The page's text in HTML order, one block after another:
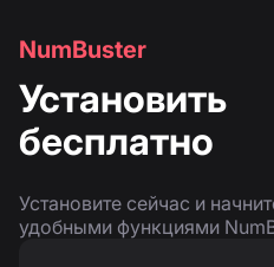
NumBuster
Установить
бесплатно
Установите сейчас и
удобными функциями